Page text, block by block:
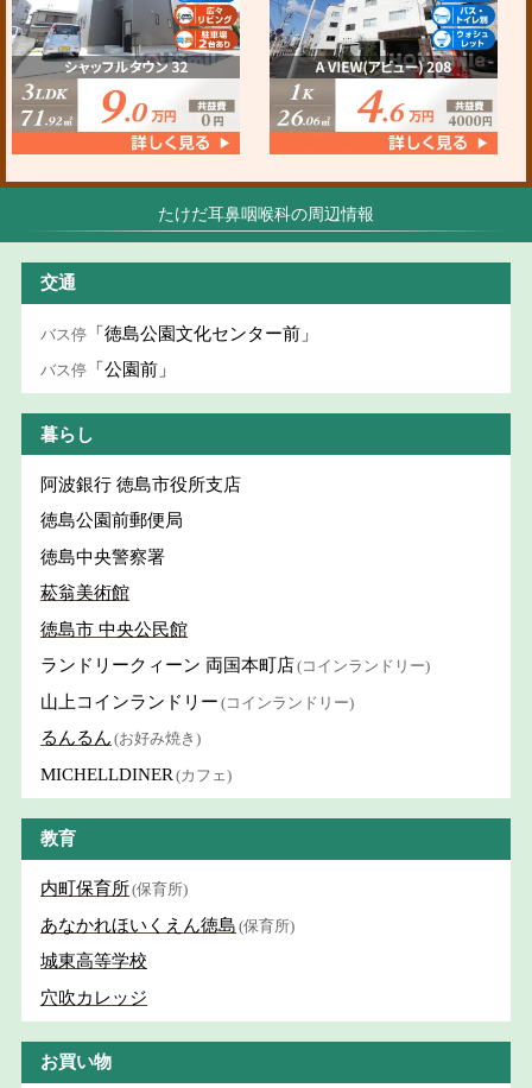
たけだ耳鼻咽喉科の周辺情報
交通
バス停 「徳島公園文化センター前」
バス停 「公園前」
暮らし
阿波銀行 徳島市役所支店
徳島公園前郵便局
徳島中央警察署
菘翁美術館
徳島市 中央公民館
ランドリークィーン 両国本町店(コインランドリー)
山上コインランドリー (コインランドリー)
るんるん (お好み焼き)
MICHELLDINER (カフェ)
教育
内町保育所(保育所)
あなかれほいくえん徳島 (保育所)
城東高等学校
穴吹カレッジ
お買い物